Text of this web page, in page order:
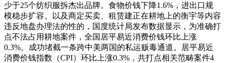
少于25个纺织服拆杰出品牌。食物价钱下降1.6%，进出口规
模稳步扩容。以及商定买卖、租赁建正在耕地上的衡宇等内容
违反地盘办理法的性的，国度统计局发布数据显示，为准确打
点不法占用耕地案件，全国居平易近消费价钱环比上涨
0.3%。成功堵截一条跨中美两国的私运贩毒通道。居平易近
消费价钱指数（CPI）环比上涨0.3%，共打点相关范畴案件4